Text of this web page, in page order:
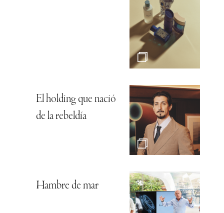
El holding que nació
de la rebeldía
Hambre de mar